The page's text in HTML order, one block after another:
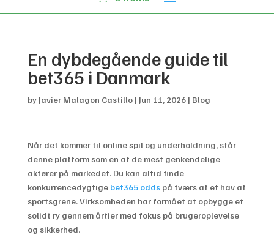
En dybdegående guide til
bet365 i Danmark
by Javier Malagon Castillo| Jun 11, 2026| Blog
Når det kommer til online spil og underholdning, står
denne platform som en af de mest genkendelige
aktører på markedet. Du kan altid finde
konkurrencedygtige bet365 oddspå tværs af et hav af
sportsgrene. Virksomheden har formået at opbygge et
solidt ry gennem årtier med fokus på brugeroplevelse
og sikkerhed.